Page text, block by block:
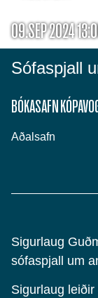
09.SEP 2024
Sófaspjall
BÓKASAFN
Aðalsafn
Sigurlaug
sófaspjall um
Sigurlaug